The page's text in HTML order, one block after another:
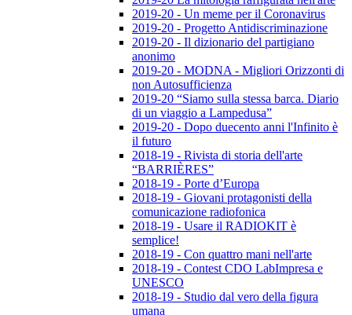
2019-20 - Un meme per il Coronavirus
2019-20 - Progetto Antidiscriminazione
2019-20 - Il dizionario del partigiano
anonimo
2019-20 - MODNA - Migliori Orizzonti di
non Autosufficienza
2019-20 “Siamo sulla stessa barca. Diario
di un viaggio a Lampedusa”
2019-20 - Dopo duecento anni l'Infinito è
il futuro
2018-19 - Rivista di storia dell'arte
“BARRIÈRES”
2018-19 - Porte d’Europa
2018-19 - Giovani protagonisti della
comunicazione radiofonica
2018-19 - Usare il RADIOKIT è
semplice!
2018-19 - Con quattro mani nell'arte
2018-19 - Contest CDO LabImpresa e
UNESCO
2018-19 - Studio dal vero della figura
umana